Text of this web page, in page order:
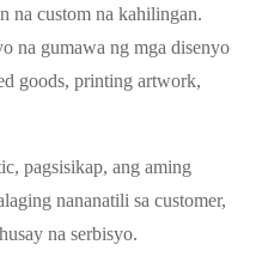
na custom na kahilingan.
na gumawa ng mga disenyo
goods, printing artwork,
pagsisikap, ang aming
nananatili sa customer,
na serbisyo.